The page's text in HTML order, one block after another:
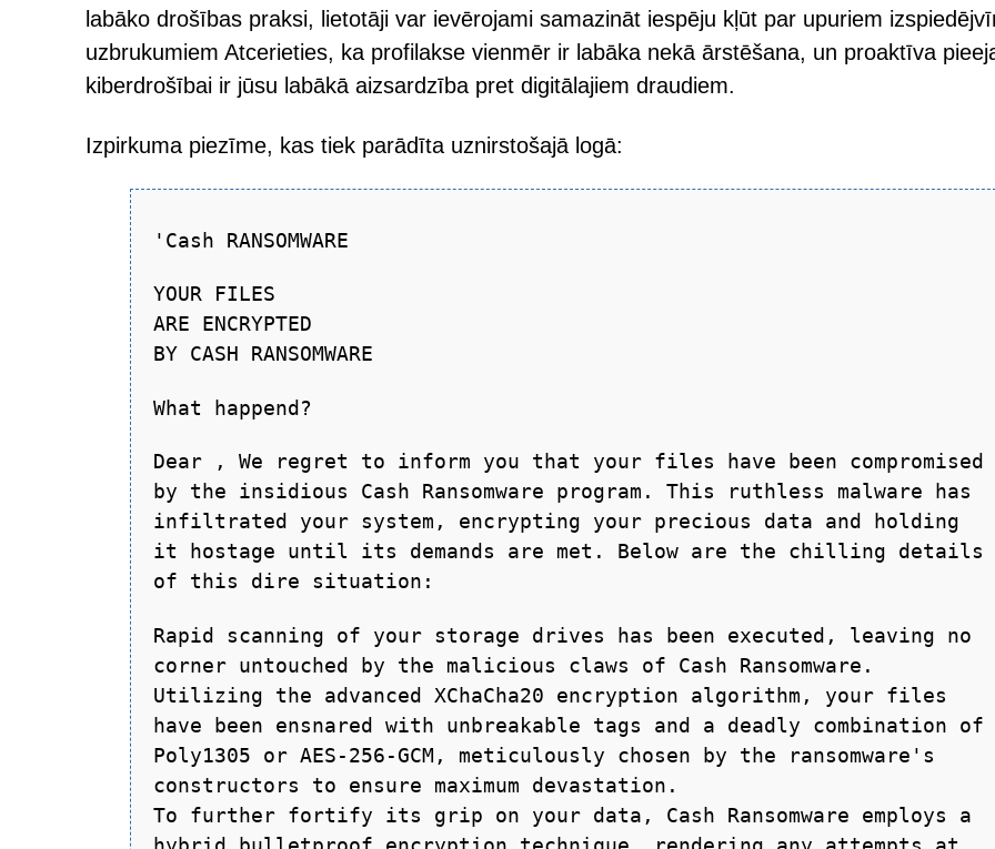
labāko drošības praksi, lietotāji var ievērojami samazināt iespēju kļūt par upuriem
uzbrukumiem Atcerieties, ka profilakse vienmēr ir labāka nekā ārstēšana, un proaktīva
kiberdrošībai ir jūsu labākā aizsardzība pret digitālajiem draudiem.
Izpirkuma piezīme, kas tiek parādīta uznirstošajā logā:
'Cash RANSOMWARE
YOUR FILES
ARE ENCRYPTED
BY CASH RANSOMWARE
What happend?
Dear , We regret to inform you that your files have been compromised
by the insidious Cash Ransomware program. This ruthless malware has
infiltrated your system, encrypting your precious data and holding
it hostage until its demands are met. Below are the chilling details
of this dire situation:
Rapid scanning of your storage drives has been executed, leaving no
corner untouched by the malicious claws of Cash Ransomware.
Utilizing the advanced XChaCha20 encryption algorithm, your files
have been ensnared with unbreakable tags and a deadly combination of
Poly1305 or AES-256-GCM, meticulously chosen by the ransomware's
constructors to ensure maximum devastation.
To further fortify its grip on your data, Cash Ransomware employs a